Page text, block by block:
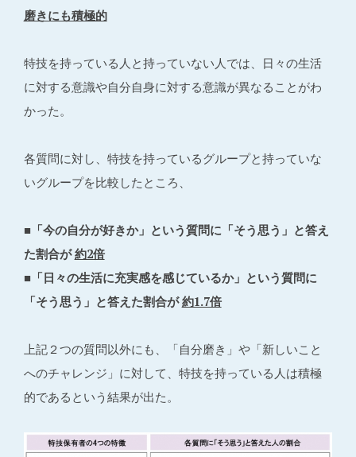
磨きにも積極的
特技を持っている人と持っていない人では、日々の生活
に対する意識や自分自身に対する意識が異なることがわ
かった。
各質問に対し、特技を持っているグループと持っていな
いグループを比較したところ、
■「今の自分が好きか」という質問に「そう思う」と答え
た割合が約2倍
■「日々の生活に充実感を感じているか」という質問に
「そう思う」と答えた割合が約1.7倍
上記２つの質問以外にも、「自分磨き」や「新しいこと
へのチャレンジ」に対して、特技を持っている人は積極
的であるという結果が出た。